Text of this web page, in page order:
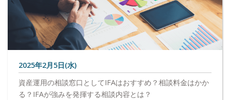
2025年2月5日(水)
資産運用の相談窓口としてIFAはおすすめ？相談料金はかか
る？IFAが強みを発揮する相談内容とは？